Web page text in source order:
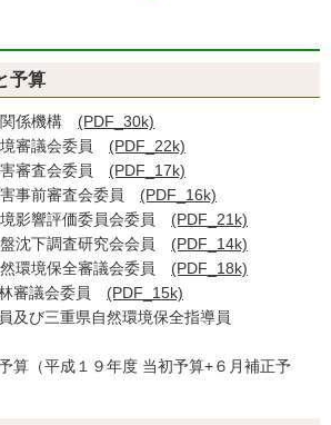
予算
係機構 (PDF_30k)
審議会委員 (PDF_22k)
審査会委員 (PDF_17k)
事前審査会委員 (PDF_16k)
影響評価委員会委員 (PDF_21k)
沈下調査研究会会員 (PDF_14k)
環境保全審議会委員 (PDF_18k)
審議会委員 (PDF_15k)
及び三重県自然環境保全指導員
算（平成１９年度 当初予算+６月補正予